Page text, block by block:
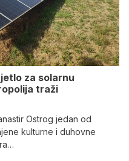
za solarnu
traži
Ostrog jedan od
kulturne i duhovne